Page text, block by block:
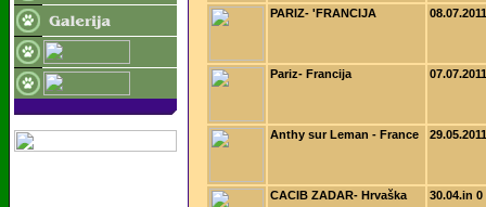
PARIZ- 'FRANCIJA 08.07.2011
Pariz- Francija 07.07.2011
Anthy sur Leman - France 29.05.2011
CACIB ZADAR- Hrvaška 30.04.in 0